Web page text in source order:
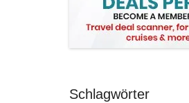
Schlagwörter